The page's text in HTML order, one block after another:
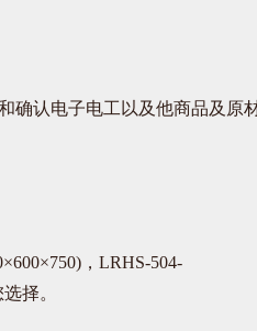
认电子电工以及他商品及原
，LRHS-504-
择。